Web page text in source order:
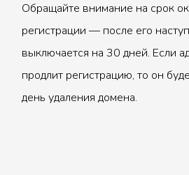
Обращайте внимание на срок
регистрации — после его
выключается на 30 дней. Если
продлит регистрацию, то он
день удаления домена.